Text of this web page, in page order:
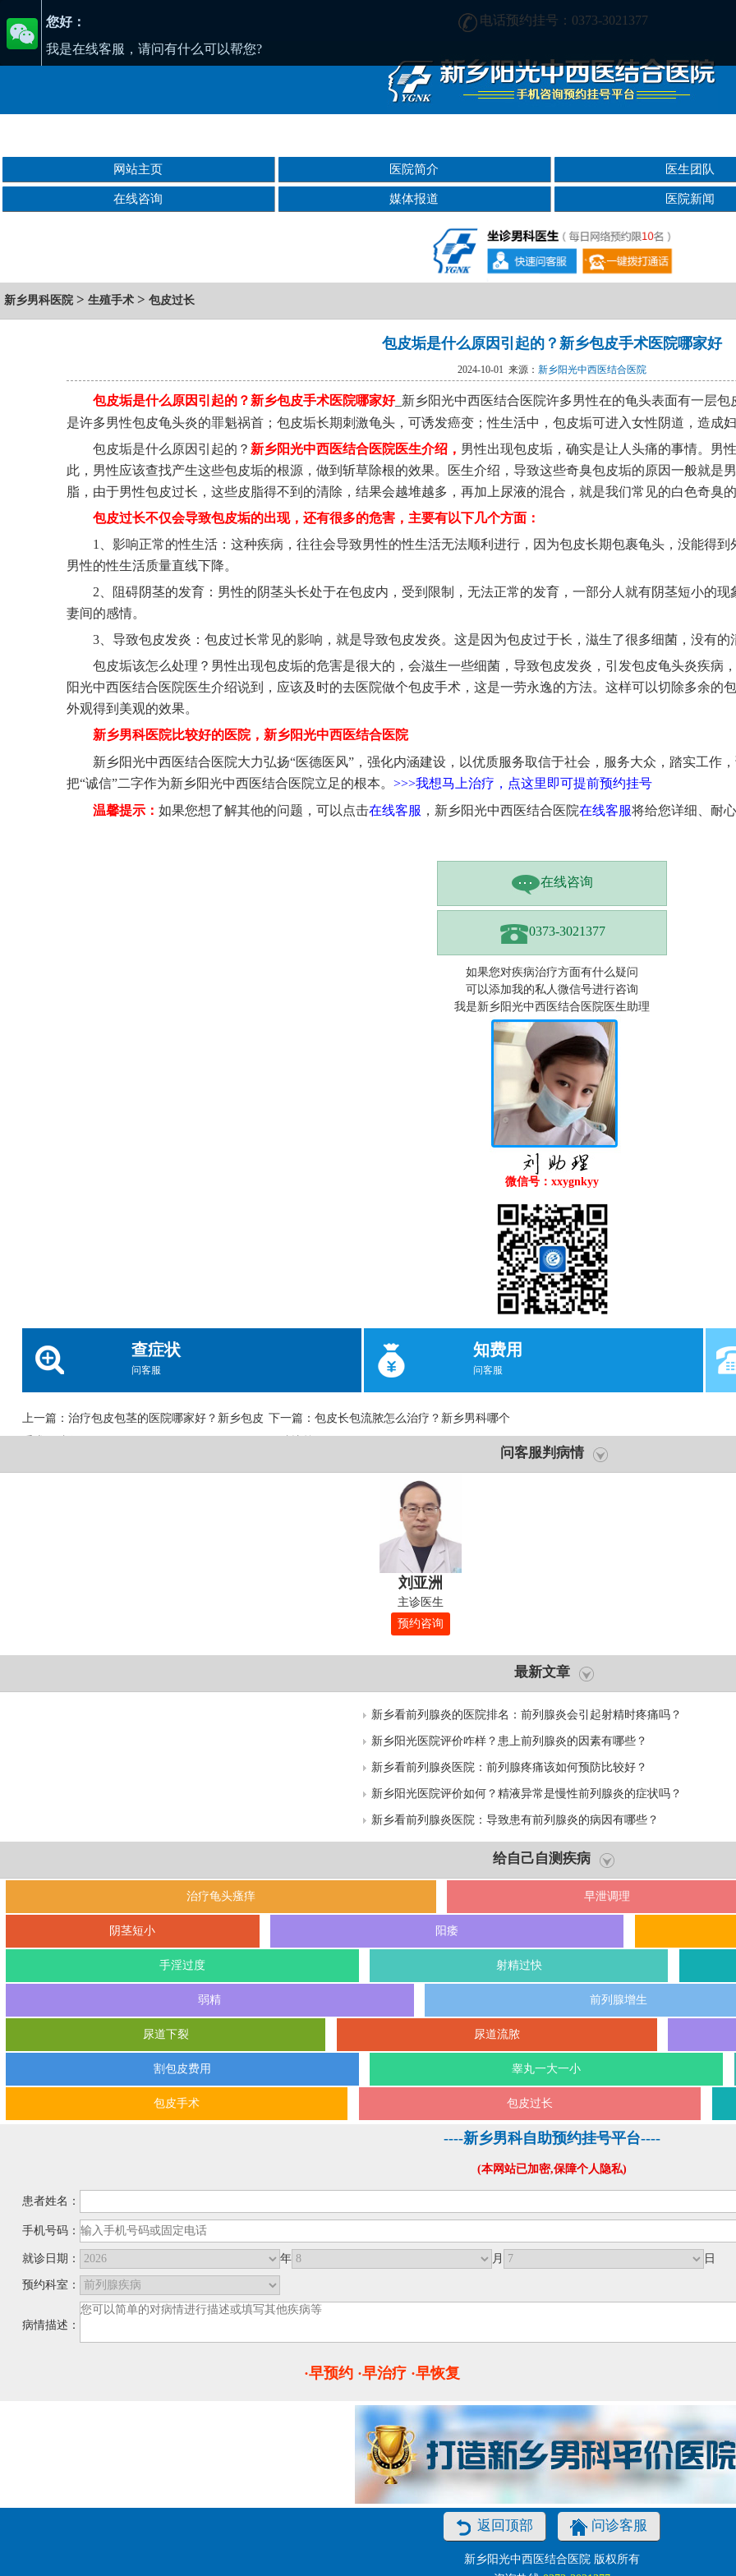
电话预约挂号：0373-3021377
在新乡哪家男科医院好?找正规医院-新乡阳光男科医院
网站主页 医院简介 医生团队
在线咨询 媒体报道 医院新闻
新乡男科医院 > 生殖手术 > 包皮过长
包皮垢是什么原因引起的？新乡包皮手术医院哪家好
2024-10-01 来源： 新乡阳光中西医结合医院
包皮垢是什么原因引起的？ 新乡包皮手术医院哪家好_新乡阳光中西医结合医院许多男性在的龟头表面有一层
是许多男性包皮龟头炎的罪魁祸首；包皮垢长期刺激龟头，可诱发癌变；性生活中，包皮垢可进入女性阴道，造成
包皮垢是什么原因引起的？ 新乡阳光中西医结合医院医生介绍， 男性出现包皮垢，确实是让人头痛的事情。男
此，男性应该查找产生这些包皮垢的根源，做到斩草除根的效果。医生介绍，导致这些奇臭包皮垢的原因一般就是
脂，由于男性包皮过长，这些皮脂得不到的清除，结果会越堆越多，再加上尿液的混合，就是我们常见的白色奇臭的
包皮过长不仅会导致包皮垢的出现，还有很多的危害，主要有以下几个方面：
1、影响正常的性生活：这种疾病，往往会导致男性的性生活无法顺利进行，因为包皮长期包裹龟头，没能得到
男性的性生活质量直线下降。
2、阻碍阴茎的发育：男性的阴茎头长处于在包皮内，受到限制，无法正常的发育，一部分人就有阴茎短小的
妻间的感情。
3、导致包皮发炎：包皮过长常见的影响，就是导致包皮发炎。这是因为包皮过于长，滋生了很多细菌，没有的
包皮垢该怎么处理？男性出现包皮垢的危害是很大的，会滋生一些细菌，导致包皮发炎，引发包皮龟头炎疾病
阳光中西医结合医院医生介绍说到，应该及时的去医院做个包皮手术，这是一劳永逸的方法。这样可以切除多余的
外观得到美观的效果。
新乡男科医院比较好的医院，新乡阳光中西医结合医院
新乡阳光中西医结合医院大力弘扬“医德医风”，强化内涵建设，以优质服务取信于社会，服务大众，踏实工作
把“诚信”二字作为新乡阳光中西医结合医院立足的根本。 >>>我想马上治疗，点这里即可提前预约挂号
温馨提示： 如果您想了解其他的问题，可以点击在线客服 ，新乡阳光中西医结合医院在线客服将给您详细、耐
在线咨询
0373-3021377
如果您对疾病治疗方面有什么疑问
可以添加我的私人微信号进行咨询
我是新乡阳光中西医结合医院医生助理
微信号：xxygnkyy
查症状
问客服
知费用
问客服
上一篇： 治疗包皮包茎的医院哪家好？新乡包皮 下一篇： 包皮长包流脓怎么治疗？新乡男科哪个
问客服判病情
刘亚洲
主诊医生
预约咨询
最新文章
新乡看前列腺炎的医院排名：前列腺炎会引起射精时疼痛吗？
新乡阳光医院评价咋样？患上前列腺炎的因素有哪些？
新乡看前列腺炎医院：前列腺疼痛该如何预防比较好？
新乡阳光医院评价如何？精液异常是慢性前列腺炎的症状吗？
新乡看前列腺炎医院：导致患有前列腺炎的病因有哪些？
给自己自测疾病
治疗龟头瘙痒 早泄调理
阴茎短小 阳痿
手淫过度 射精过快
弱精 前列腺增生
尿道下裂 尿道流脓
割包皮费用 睾丸一大一小
包皮手术 包皮过长
----新乡男科自助预约挂号平台----
(本网站已加密,保障个人隐私)
患者姓名：
手机号码：
就诊日期： 年 月 日
预约科室：
病情描述：
·早预约 ·早治疗 ·早恢复
返回顶部 问诊客服
新乡阳光中西医结合医院 版权所有
您好：
我是在线客服，请问有什么可以帮您?